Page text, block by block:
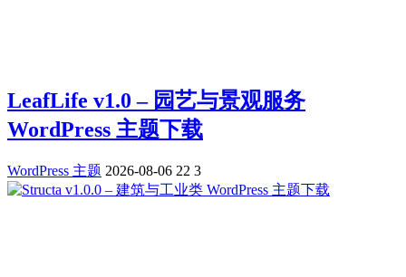
LeafLife v1.0 – 园艺与景观服务
WordPress 主题下载
WordPress 主题 2026-08-06 22 3